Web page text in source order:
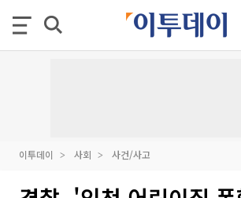
이투데이 사회 사건/사고